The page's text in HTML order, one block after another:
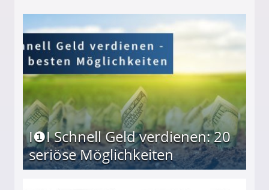
I❶I Schnell Geld verdienen: 20
seriöse Möglichkeiten